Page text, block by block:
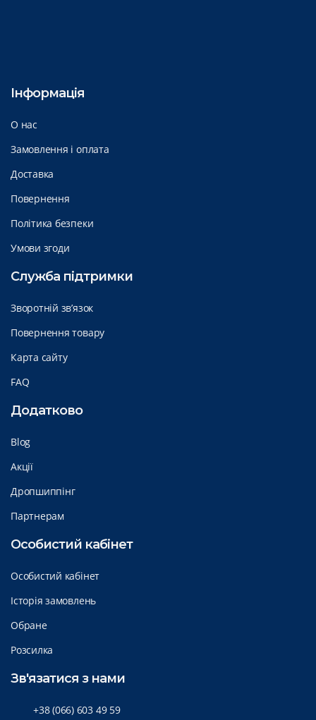
Інформація
О нас
Замовлення і оплата
Доставка
Повернення
Політика безпеки
Умови згоди
Служба підтримки
Зворотній зв’язок
Повернення товару
Карта сайту
FAQ
Додатково
Blog
Акції
Дропшиппінг
Партнерам
Особистий кабінет
Особистий кабінет
Історія замовлень
Обране
Розсилка
Зв'язатися з нами
+38 (066) 603 49 59